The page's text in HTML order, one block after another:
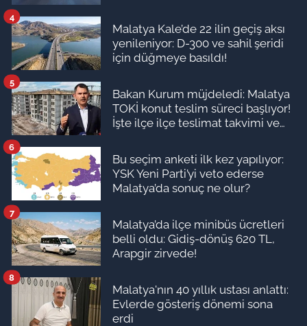
Malatya Kale’de 22 ilin geçiş aksı
yenileniyor: D-300 ve sahil şeridi
için düğmeye basıldı!
4
Bakan Kurum müjdeledi: Malatya
TOKİ konut teslim süreci başlıyor!
İşte ilçe ilçe teslimat takvimi ve
5
Bu seçim anketi ilk kez yapılıyor:
YSK Yeni Parti’yi veto ederse
Malatya’da sonuç ne olur?
6
Malatya’da ilçe minibüs ücretleri
belli oldu: Gidiş-dönüş 620 TL,
Arapgir zirvede!
7
Malatya'nın 40 yıllık ustası anlattı:
Evlerde gösteriş dönemi sona
erdi
8